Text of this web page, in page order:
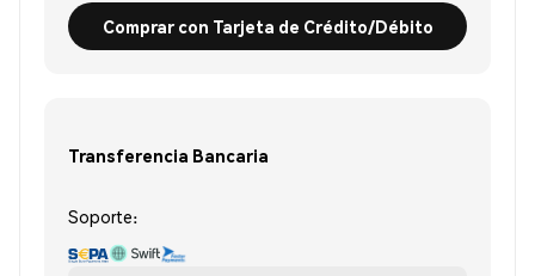
Comprar con Tarjeta de Crédito/Débito
Transferencia Bancaria
Soporte: